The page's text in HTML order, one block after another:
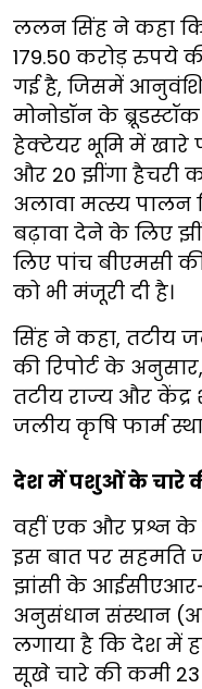
ललन सिंह ने कहा
179.50 करोड़ रुपये
गई है, जिसमें
मोनोडॉन के
हेक्टेयर भूमि में खारे
और 20 झींगा हैचरी
अलावा मत्स्य पालन
बढ़ावा देने के लिए
लिए पांच बीएमसी
को भी मंजूरी दी है।
सिंह ने कहा, तटीय
की रिपोर्ट के
तटीय राज्य और केंद्र
जलीय कृषि फार्म
देश में पशुओं के चारे
वहीं एक और प्रश्न
इस बात पर सहमति
झांसी के आईसीएआर-
अनुसंधान संस्थान
लगाया है कि देश में
सूखे चारे की कमी